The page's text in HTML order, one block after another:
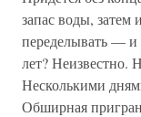
запас воды, затем
переделывать — и
лет? Неизвестно.
Несколькими
Обширная